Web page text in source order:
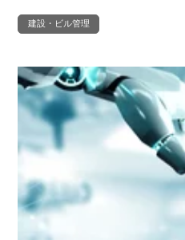
建設・ビル管理